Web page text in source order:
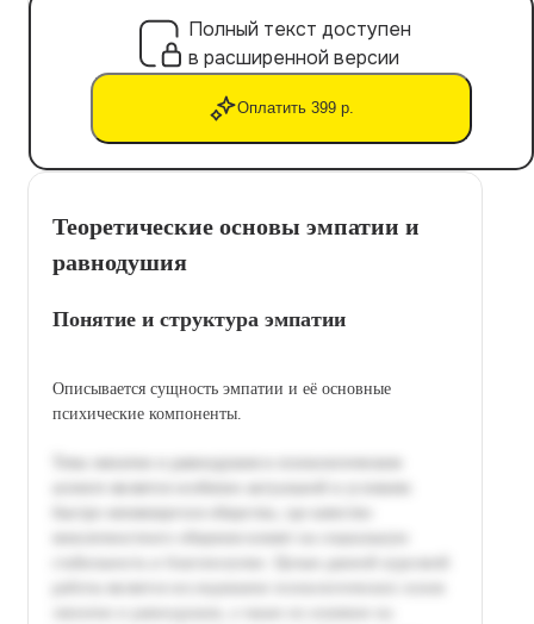
Полный текст доступен
в расширенной версии
Оплатить 399 р.
Теоретические основы эмпатии и
равнодушия
Понятие и структура эмпатии
Описывается сущность эмпатии и её основные
психические компоненты.